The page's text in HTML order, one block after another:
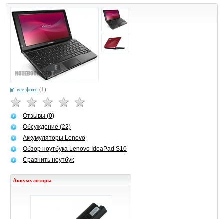
все фото (1)
Отзывы (0)
Обсуждение (22)
Аккумуляторы Lenovo
Обзор ноутбука Lenovo IdeaPad S10
Сравнить ноутбук
Аккумуляторы